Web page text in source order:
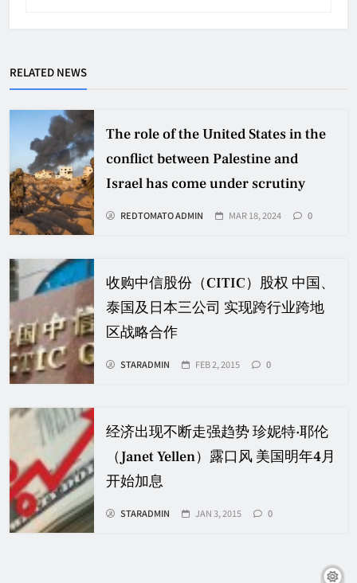
RELATED NEWS
The role of the United States in the
conflict between Palestine and
Israel has come under scrutiny
REDTOMATO ADMIN MAR 18, 2024 0
收购中信股份（CITIC）股权 中国、
泰国及日本三公司 实现跨行业跨地
区战略合作
STARADMIN FEB 2, 2015 0
经济出现不断走强趋势 珍妮特·耶伦
（Janet Yellen）露口风 美国明年4月
开始加息
STARADMIN JAN 3, 2015 0